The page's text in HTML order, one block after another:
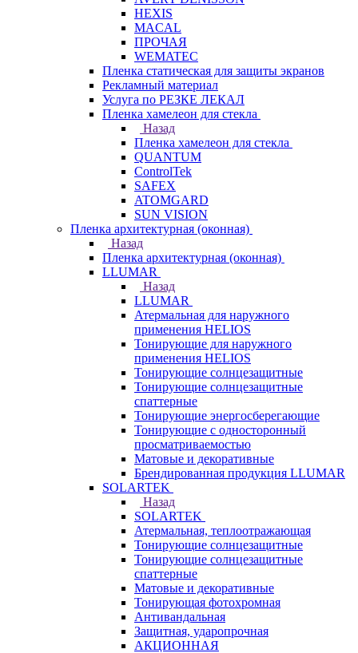
HEXIS
MACAL
ПРОЧАЯ
WEMATEC
Пленка статическая для защиты экранов
Рекламный материал
Услуга по РЕЗКЕ ЛЕКАЛ
Пленка хамелеон для стекла
Назад
Пленка хамелеон для стекла
QUANTUM
ControlTek
SAFEX
ATOMGARD
SUN VISION
Пленка архитектурная (оконная)
Назад
Пленка архитектурная (оконная)
LLUMAR
Назад
LLUMAR
Атермальная для наружного
применения HELIOS
Тонирующие для наружного
применения HELIOS
Тонирующие солнцезащитные
Тонирующие солнцезащитные
спаттерные
Тонирующие энергосберегающие
Тонирующие с односторонный
просматриваемостью
Матовые и декоративные
Брендированная продукция LLUMAR
SOLARTEK
Назад
SOLARTEK
Атермальная, теплоотражающая
Тонирующие солнцезащитные
Тонирующие солнцезащитные
спаттерные
Матовые и декоративные
Тонирующая фотохромная
Антивандальная
Защитная, ударопрочная
АКЦИОННАЯ